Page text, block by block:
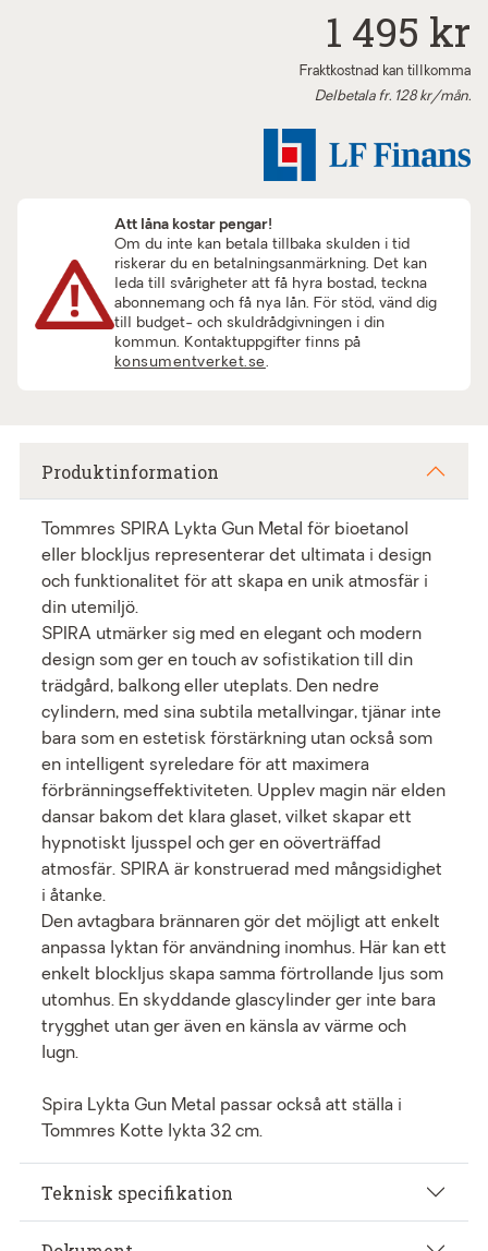
1 495 kr
Fraktkostnad kan tillkomma
Delbetala fr. 128kr/mån.
Att låna kostar pengar!
Om du inte kan betala tillbaka skulden i tid
riskerar du en betalningsanmärkning. Det kan
leda till svårigheter att få hyra bostad, teckna
abonnemang och få nya lån. För stöd, vänd dig
till budget- och skuldrådgivningen i din
kommun. Kontaktuppgifter finns på
konsumentverket.se.
Produktinformation
Tommres SPIRA Lykta Gun Metal för bioetanol
eller blockljus representerar det ultimata i design
och funktionalitet för att skapa en unik atmosfär i
din utemiljö.
SPIRA utmärker sig med en elegant och modern
design som ger en touch av sofistikation till din
trädgård, balkong eller uteplats. Den nedre
cylindern, med sina subtila metallvingar, tjänar inte
bara som en estetisk förstärkning utan också som
en intelligent syreledare för att maximera
förbränningseffektiviteten. Upplev magin när elden
dansar bakom det klara glaset, vilket skapar ett
hypnotiskt ljusspel och ger en oöverträffad
atmosfär. SPIRA är konstruerad med mångsidighet
i åtanke.
Den avtagbara brännaren gör det möjligt att enkelt
anpassa lyktan för användning inomhus. Här kan ett
enkelt blockljus skapa samma förtrollande ljus som
utomhus. En skyddande glascylinder ger inte bara
trygghet utan ger även en känsla av värme och
lugn.
Spira Lykta Gun Metal passar också att ställa i
Tommres Kotte lykta 32 cm.
Teknisk specifikation